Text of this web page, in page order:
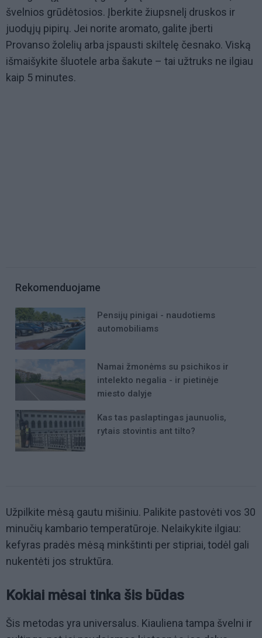
švelnios grūdėtosios. Įberkite žiupsnelį druskos ir
juodųjų pipirų. Jei norite aromato, galite įberti
Provanso žolelių arba įspausti skiltelę česnako. Viską
išmaišykite šluotele arba šakute – tai užtruks ne ilgiau
kaip 5 minutes.
Rekomenduojame
Pensijų pinigai - naudotiems
automobiliams
Namai žmonėms su psichikos ir
intelekto negalia - ir pietinėje
miesto dalyje
Kas tas paslaptingas jaunuolis,
rytais stovintis ant tilto?
Užpilkite mėsą gautu mišiniu. Palikite pastovėti vos 30
minučių kambario temperatūroje. Nelaikykite ilgiau:
kefyras pradės mėsą minkštinti per stipriai, todėl gali
nukentėti jos struktūra.
Kokiai mėsai tinka šis būdas
Šis metodas yra universalus. Kiauliena tampa švelni ir